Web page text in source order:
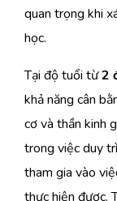
quan trọng khi
học.
Tại độ tuổi từ2
khả năng cân
cơ và thần kinh
trong việc duy
tham gia vào
thực hiện được.